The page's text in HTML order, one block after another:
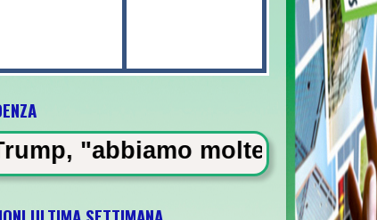
in Abruzzo -
molte munizioni, puniremo